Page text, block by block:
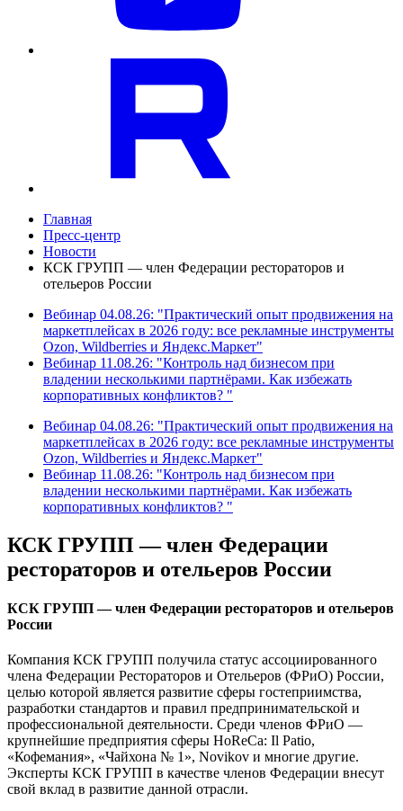
Главная
Пресс-центр
Новости
КСК ГРУПП — член Федерации рестораторов и
отельеров России
Вебинар 04.08.26: "Практический опыт продвижения на
маркетплейсах в 2026 году: все рекламные инструменты
Ozon, Wildberries и Яндекс.Маркет"
Вебинар 11.08.26: "Контроль над бизнесом при
владении несколькими партнёрами. Как избежать
корпоративных конфликтов? "
Вебинар 04.08.26: "Практический опыт продвижения на
маркетплейсах в 2026 году: все рекламные инструменты
Ozon, Wildberries и Яндекс.Маркет"
Вебинар 11.08.26: "Контроль над бизнесом при
владении несколькими партнёрами. Как избежать
корпоративных конфликтов? "
КСК ГРУПП — член Федерации
рестораторов и отельеров России
КСК ГРУПП — член Федерации рестораторов и отельеров
России
Компания КСК ГРУПП получила статус ассоциированного
члена Федерации Рестораторов и Отельеров (ФРиО) России,
целью которой является развитие сферы гостеприимства,
разработки стандартов и правил предпринимательской и
профессиональной деятельности. Среди членов ФРиО —
крупнейшие предприятия сферы HoReCa: Il Patio,
«Кофемания», «Чайхона № 1», Novikov и многие другие.
Эксперты КСК ГРУПП в качестве членов Федерации внесут
свой вклад в развитие данной отрасли.